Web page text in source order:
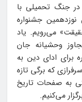
در جنگ تحمیلی با
جشنواره
می‌رویم. یاد
وحشیانه جان
برای ادای دین به
که برگی تازه
به صفحات تاریخ
می‌کنیم.